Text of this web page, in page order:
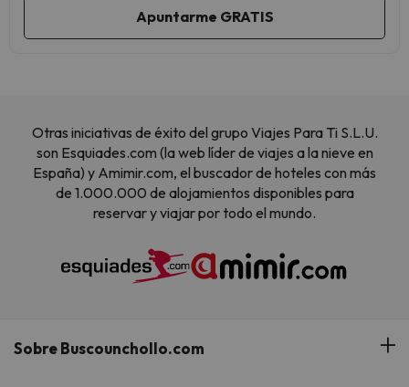
Otras iniciativas de éxito del grupo Viajes Para Ti S.L.U.
son Esquiades.com (la web líder de viajes a la nieve en
España) y Amimir.com, el buscador de hoteles con más
de 1.000.000 de alojamientos disponibles para
reservar y viajar por todo el mundo.
Sobre Buscounchollo.com